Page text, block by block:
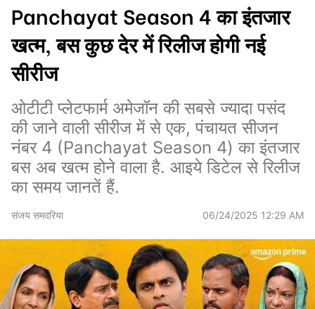
Panchayat Season 4 का इंतजार
खत्म, बस कुछ देर में रिलीज होगी नई
सीरीज
ओटीटी प्लेटफार्म अमेजॉन की सबसे ज्यादा पसंद
की जाने वाली सीरीज में से एक, पंचायत सीजन
नंबर 4 (Panchayat Season 4) का इंतजार
बस अब खत्म होने वाला है. आइये डिटेल से रिलीज
का समय जानतें हैं.
संजय समदरिया 06/24/2025 12:29 AM